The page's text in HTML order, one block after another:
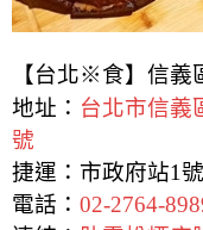
【台北※食】信義
地址： 台北市信義
號
捷運：市政府站1
電話： 02-2764-